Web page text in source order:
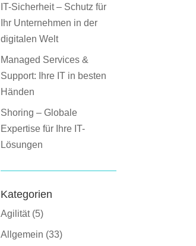
IT-Sicherheit – Schutz für
Ihr Unternehmen in der
digitalen Welt
Managed Services &
Support: Ihre IT in besten
Händen
Shoring – Globale
Expertise für Ihre IT-
Lösungen
Kategorien
Agilität(5)
Allgemein (33)